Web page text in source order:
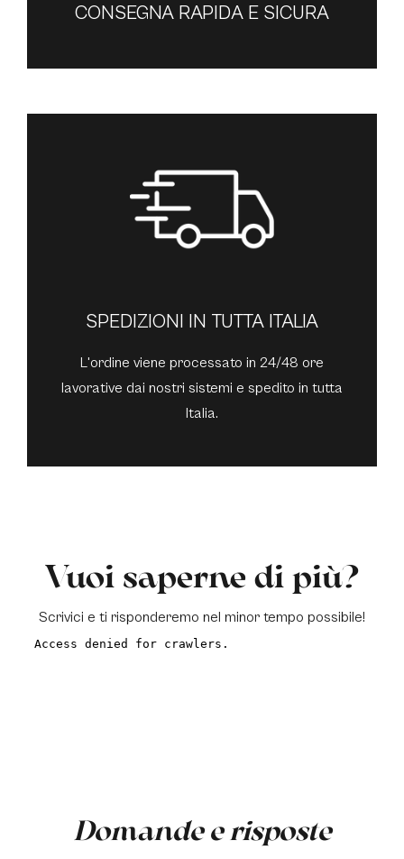
CONSEGNA RAPIDA E SICURA
SPEDIZIONI IN TUTTA ITALIA
L'ordine viene processato in 24/48 ore
lavorative dai nostri sistemi e spedito in tutta
Italia.
Vuoi saperne di più?
Scrivici e ti risponderemo nel minor tempo possibile!
Domande e risposte